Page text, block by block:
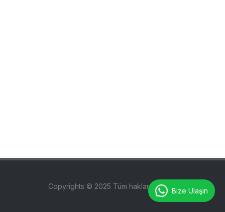
Copyrights © 2025 Tüm hakları saklıdır.Bize Ulaşın